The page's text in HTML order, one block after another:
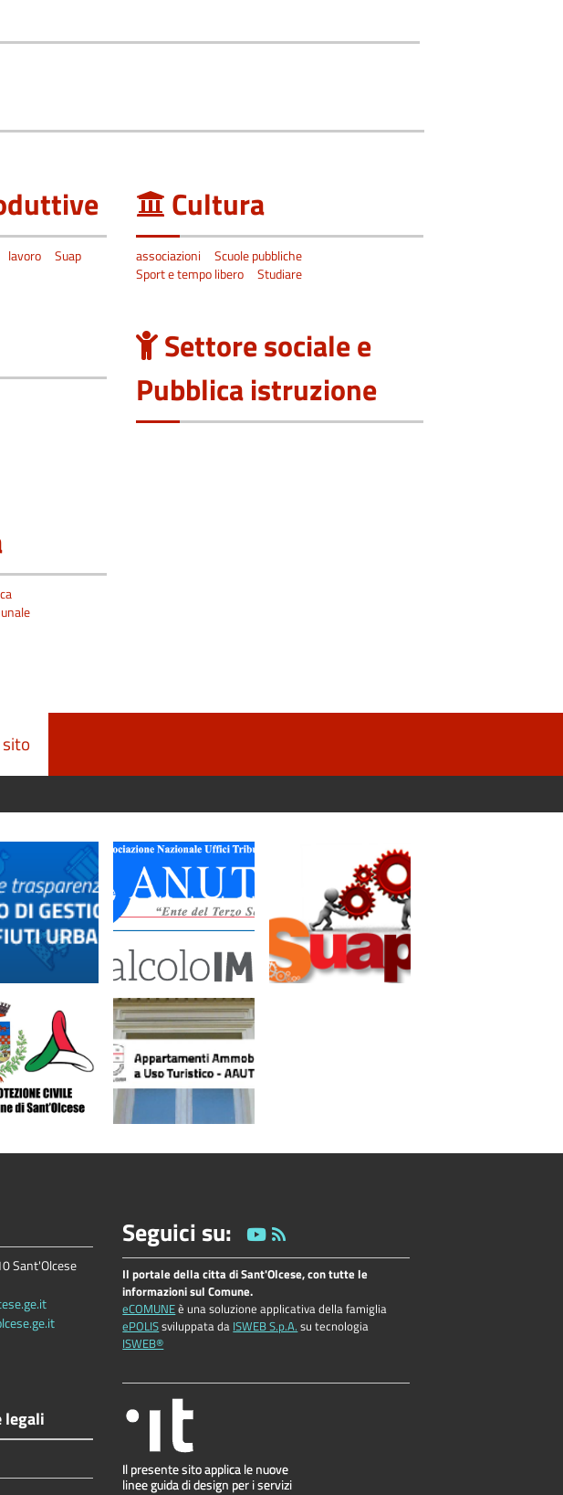
lavoro
Suap
Cultura
associazioni
Scuole pubbliche
Sport e tempo libero
Studiare
Settore sociale e
Pubblica istruzione
Sant'Olcese
legali
Seguici su:
Il portale della citta di Sant'Olcese, con tutte le
informazioni sul Comune.
eCOMUNEè una soluzione applicativa della famiglia
ePOLISsviluppata da ISWEB S.p.A. su tecnologia
ISWEB®